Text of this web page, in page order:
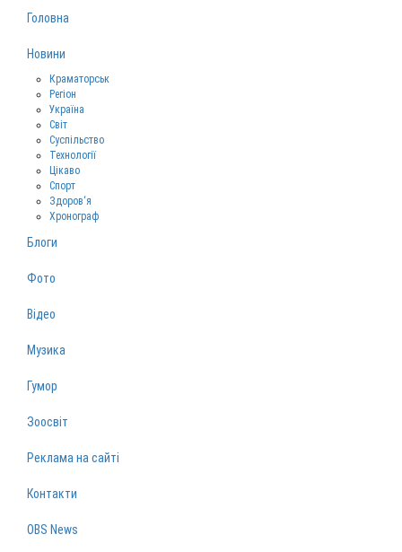
Головна
Новини
Краматорськ
Регіон
Україна
Світ
Суспільство
Технології
Цікаво
Спорт
Здоров‘я
Хронограф
Блоги
Фото
Відео
Музика
Гумор
Зоосвіт
Реклама на сайті
Контакти
OBS News